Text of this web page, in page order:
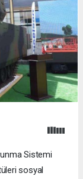
Sistemi
sosyal